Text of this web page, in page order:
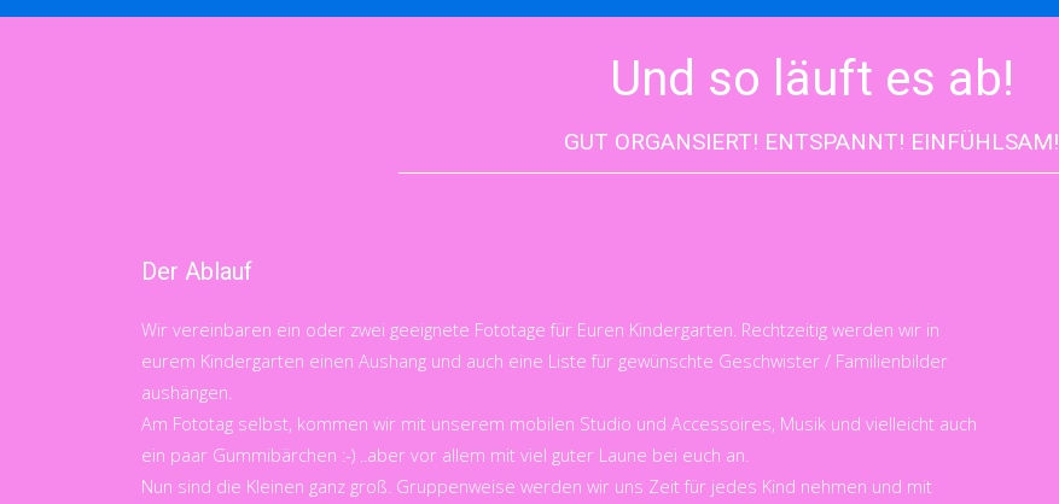
Und so läuft es ab!
GUT ORGANSIERT! ENTSPANNT! EINFÜHLSAM!
Der Ablauf
Wir vereinbaren ein oder zwei geeignete Fototage für Euren Kindergarten. Rechtzeitig werden wir in
eurem Kindergarten einen Aushang und auch eine Liste für gewünschte Geschwister / Familienbilder
aushängen.
Am Fototag selbst, kommen wir mit unserem mobilen Studio und Accessoires, Musik und vielleicht auch
ein paar Gummibärchen :-) ..aber vor allem mit viel guter Laune bei euch an.
Nun sind die Kleinen ganz groß. Gruppenweise werden wir uns Zeit für jedes Kind nehmen und mit